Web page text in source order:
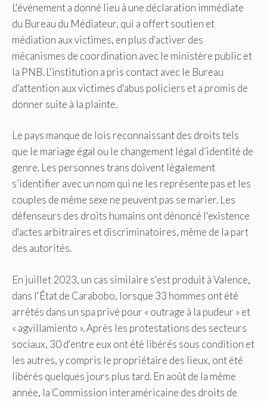
L'événement a donné lieu à une déclaration immédiate
du Bureau du Médiateur, qui a offert soutien et
médiation aux victimes, en plus d'activer des
mécanismes de coordination avec le ministère public et
la PNB. L'institution a pris contact avec le Bureau
d'attention aux victimes d'abus policiers et a promis de
donner suite à la plainte.
Le pays manque de lois reconnaissant des droits tels
que le mariage égal ou le changement légal d’identité de
genre. Les personnes trans doivent légalement
s’identifier avec un nom qui ne les représente pas et les
couples de même sexe ne peuvent pas se marier. Les
défenseurs des droits humains ont dénoncé l'existence
d'actes arbitraires et discriminatoires, même de la part
des autorités.
En juillet 2023, un cas similaire s'est produit à Valence,
dans l'État de Carabobo, lorsque 33 hommes ont été
arrêtés dans un spa privé pour « outrage à la pudeur » et
« agvillamiento ». Après les protestations des secteurs
sociaux, 30 d'entre eux ont été libérés sous condition et
les autres, y compris le propriétaire des lieux, ont été
libérés quelques jours plus tard. En août de la même
année, la Commission interaméricaine des droits de